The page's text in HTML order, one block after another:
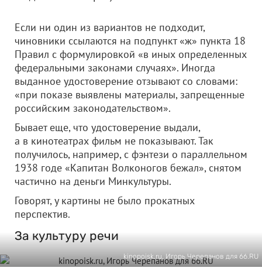
Если ни один из вариантов не подходит,
чиновники ссылаются на подпункт «ж» пункта 18
Правил с формулировкой «в иных определенных
федеральными законами случаях». Иногда
выданное удостоверение отзывают со словами:
«при показе выявлены материалы, запрещенные
российским законодательством».
Бывает еще, что удостоверение выдали,
а в кинотеатрах фильм не показывают. Так
получилось, например, с фэнтези о параллельном
1938 годе «Капитан Волконогов бежал», снятом
частично на деньги Минкультуры.
Говорят, у картины не было прокатных
перспектив.
За культуру речи
kinopoisk.ru, Игорь Черепанов для 66.RU